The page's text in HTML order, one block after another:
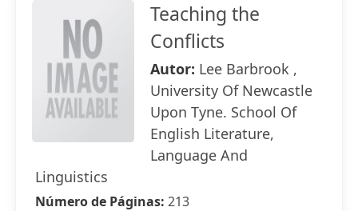
Teaching the
Conflicts
Autor: Lee Barbrook ,
University Of Newcastle
Upon Tyne. School Of
English Literature,
Language And
Linguistics
Número de Páginas: 213